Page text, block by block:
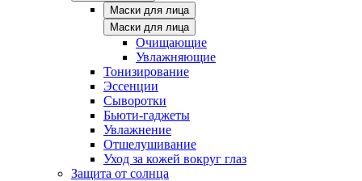
Маски для лица
Маски для лица
Очищающие
Увлажняющие
Тонизирование
Эссенции
Сыворотки
Бьюти-гаджеты
Увлажнение
Отшелушивание
Уход за кожей вокруг глаз
Защита от солнца